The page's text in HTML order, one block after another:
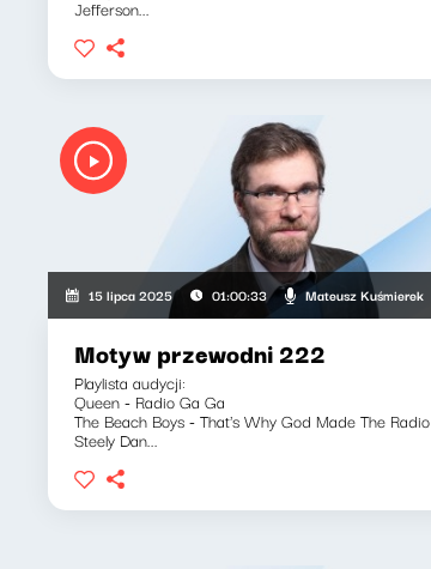
Jefferson...
15 lipca 2025 01:00:33 Mateusz Kuśmierek
Motyw przewodni 222
Playlista audycji:
Queen - Radio Ga Ga
The Beach Boys - That's Why God Made The Radio
Steely Dan...